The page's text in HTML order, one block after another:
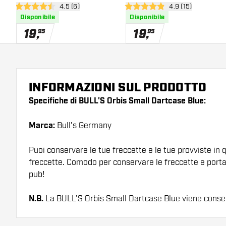
apri pannello recensioni
4.5 stelle di valutazione
4.5 (6)
Disponibile
19,95
apri pannello
4.9 stelle di valutazione
4.9 (15)
Disponibile
19,95
INFORMAZIONI SUL PRODOTTO
Specifiche di BULL'S Orbis Small Dartcase Blue:
Marca: Bull's Germany
Puoi conservare le tue freccette e le tue provviste in
freccette. Comodo per conservare le freccette e
pub!
N.B. La BULL'S Orbis Small Dartcase Blue viene